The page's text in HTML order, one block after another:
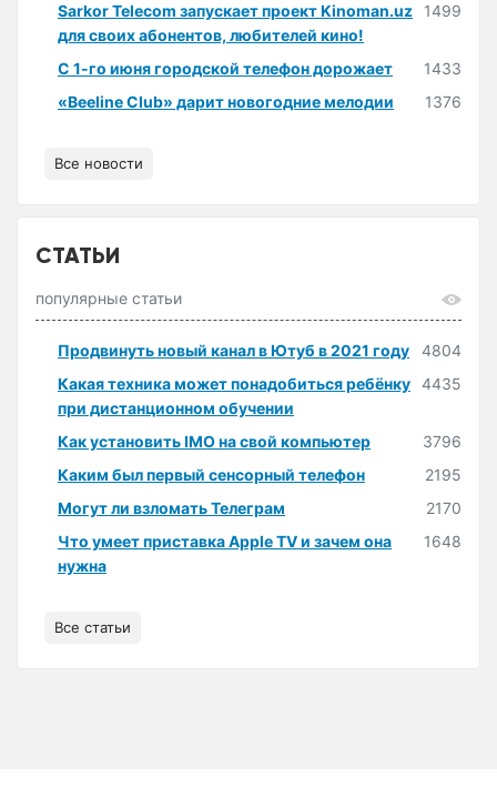
Sarkor Telecom запускает проект Kinoman.uz
для своих абонентов, любителей кино!
1499
С 1-го июня городской телефон дорожает
1433
«Beeline Club» дарит новогодние мелодии
1376
Все новости
СТАТЬИ
популярные статьи
Продвинуть новый канал в Ютуб в 2021 году
4804
Какая техника может понадобиться ребёнку
при дистанционном обучении
4435
Как установить IMO на свой компьютер
3796
Каким был первый сенсорный телефон
2195
Могут ли взломать Телеграм
2170
Что умеет приставка Apple TV и зачем она
нужна
1648
Все статьи